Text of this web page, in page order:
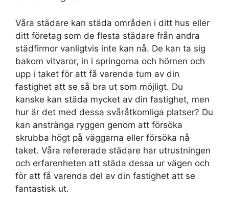
Våra städare kan städa områden i ditt hus eller
ditt företag som de flesta städare från andra
städfirmor vanligtvis inte kan nå. De kan ta sig
bakom vitvaror, in i springorna och hörnen och
upp i taket för att få varenda tum av din
fastighet att se så bra ut som möjligt. Du
kanske kan städa mycket av din fastighet, men
hur är det med dessa svåråtkomliga platser? Du
kan anstränga ryggen genom att försöka
skrubba högt på väggarna eller försöka nå
taket. Våra refererade städare har utrustningen
och erfarenheten att städa dessa ur vägen och
för att få varenda del av din fastighet att se
fantastisk ut.